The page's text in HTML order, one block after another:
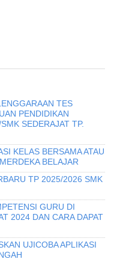
TES
PENDIDIKAN
SEDERAJAT TP.
KELAS BERSAMA ATAU
BELAJAR
TP 2025/2026 SMK
GURU DI
2024 DAN CARA DAPAT
UJICOBA APLIKASI